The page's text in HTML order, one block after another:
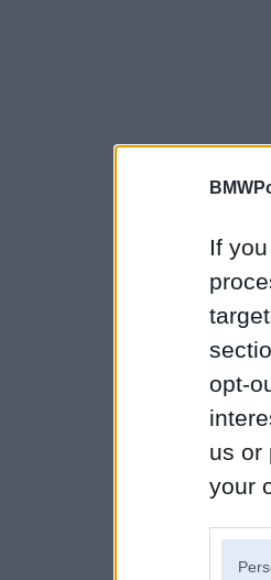
If
opt-
us or
your